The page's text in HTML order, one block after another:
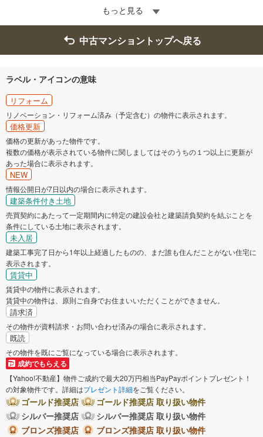
もっと見る
中古マンショントップへ戻る
ラベル・アイコンの意味
リフォーム
リノベーション・リフォーム済み（予定含む）の物件に表示されます。
価格更新
価格の更新があった物件です。
複数の価格が表示されている物件に関しましてはそのうちの１つ以上に更新が
あった場合に表示されます。
NEW
情報公開日が7日以内の場合に表示されます。
建築条件付き土地
売買契約にあたって一定期間内に特定の建設会社と建築請負契約を結ぶことを
条件にしている土地に表示されます。
未入居
建築工事完了日から1年以上経過したものの、まだ誰も住んだことがない住宅に
表示されます。
賃貸中
賃貸中の物件に表示されます。
賃貸中の物件は、原則ご自身でお住まいいただくことができません。
請求済
その物件が資料請求・お問い合わせ済みの場合に表示されます。
既読
その物件を既にご覧になっている場合に表示されます。
成約でもらえる
【Yahoo!不動産】物件ご成約で最大20万円相当PayPayポイントプレゼント！
の対象物件です。詳細はプレゼント詳細をご覧ください。
ゴールド推奨店
ゴールド推奨店 取り扱い物件
シルバー推奨店
シルバー推奨店 取り扱い物件
ブロンズ推奨店
ブロンズ推奨店 取り扱い物件